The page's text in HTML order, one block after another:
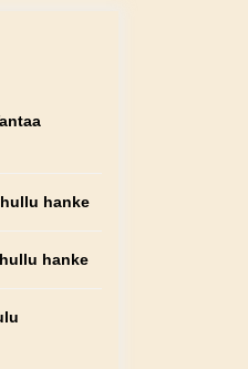
hanke
hanke